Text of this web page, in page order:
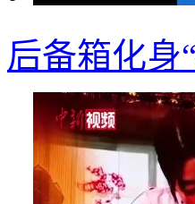
后备箱化身